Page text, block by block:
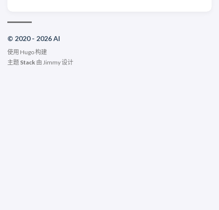
© 2020 - 2026 AI
使用 Hugo构建
主题 Stack 由 Jimmy设计